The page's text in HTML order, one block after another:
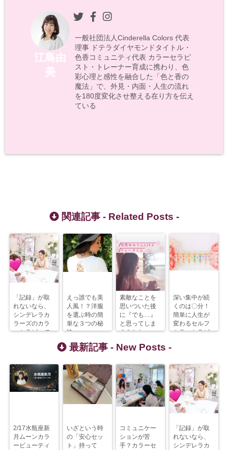
江島由
美
一般社団法人Cinderella Colors 代表
理事 ドテラダイヤモンドタイトル・
色香コミュニティ代表 カラーセラピ
スト・トレーナー育成に携わり、色
彩心理と感性を融合した「色と香の
魔法」で、外見・内面・人生の流れ
を180度変化させ整える在り方を伝え
ている
関連記事 - Related Posts -
「記録」が取
れないなら、
シンデレラカ
ラーズのカラ
ーセラピーで
えっ誰でも美
人風！？洋服
を選ぶ時の簡
単な３つの秘
訣
素敵なことを
思いついた後
に『でも…』
と思ってしま
うあなたへ
深い集中が続
くのは〇分！
簡単に人生が
変わるセルフ
カラーセラピ
最新記事 - New Posts -
2/17水瓶座新
月ムーンカラ
ービューティ
いざという時
の「安心セッ
ト」持って
コミュニケー
ションが苦
手？カラーセ
「記録」が取
れないなら、
シンデレラカ